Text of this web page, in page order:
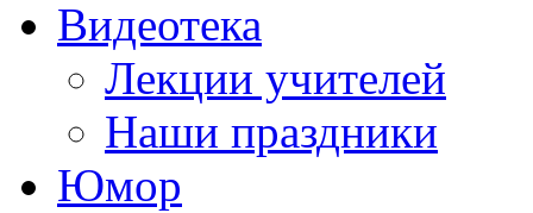
Видеотека
Лекции учителей
Наши праздники
Юмор